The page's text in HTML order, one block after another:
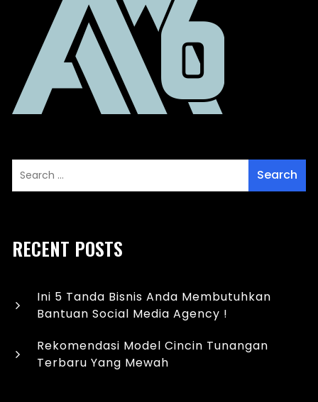
RECENT POSTS
Ini 5 Tanda Bisnis Anda Membutuhkan
Bantuan Social Media Agency !
Rekomendasi Model Cincin Tunangan
Terbaru Yang Mewah